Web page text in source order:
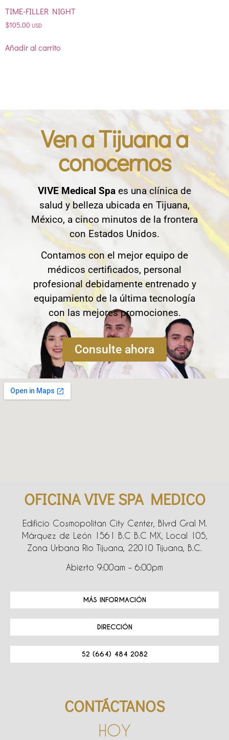
TIME-FILLER NIGHT
$105.00 USD
Añadir al carrito
Ven a Tijuana a
conocernos
VIVE Medical Spa es una clínica de
salud y belleza ubicada en Tijuana,
México, a cinco minutos de la frontera
con Estados Unidos.
Contamos con el mejor equipo de
médicos certificados, personal
profesional debidamente entrenado y
equipamiento de la última tecnología
con las mejores promociones.
Consulte ahora
OFICINA VIVE SPA MEDICO
Edificio Cosmopolitan City Center, Blvrd Gral M.
Márquez de León 1561 B.C B.C MX, Local 105,
Zona Urbana Rio Tijuana, 22010 Tijuana, B.C.
Abierto 9:00am – 6:00pm
MÁS INFORMACIÓN
DIRECCIÓN
52 (664) 484 2082
CONTÁCTANOS
HOY